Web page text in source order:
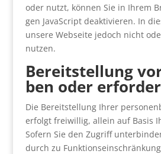
oder nutzt, kön­nen Sie in Ihrem
gen Java­Script deak­ti­vie­ren. In
unse­re Web­sei­te jedoch nicht
nut­zen.
Bereit­stel­lung
ben oder
Die Bereit­stel­lung Ihrer
erfolgt frei­wil­lig, allein auf Basis
Sofern Sie den Zugriff
durch zu